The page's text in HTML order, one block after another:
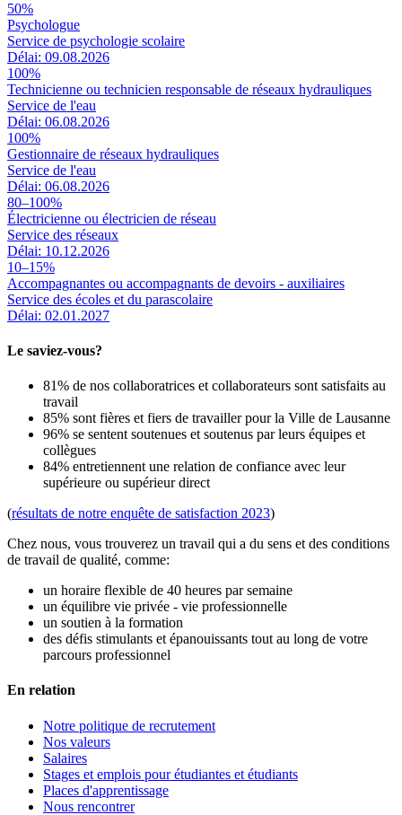
50%
Psychologue
Service de psychologie scolaire
Délai: 09.08.2026
100%
Technicienne ou technicien responsable de réseaux hydrauliques
Service de l'eau
Délai: 06.08.2026
100%
Gestionnaire de réseaux hydrauliques
Service de l'eau
Délai: 06.08.2026
80–100%
Électricienne ou électricien de réseau
Service des réseaux
Délai: 10.12.2026
10–15%
Accompagnantes ou accompagnants de devoirs - auxiliaires
Service des écoles et du parascolaire
Délai: 02.01.2027
Le saviez-vous?
81% de nos collaboratrices et collaborateurs sont satisfaits au
travail
85% sont fières et fiers de travailler pour la Ville de Lausanne
96% se sentent soutenues et soutenus par leurs équipes et
collègues
84% entretiennent une relation de confiance avec leur
supérieure ou supérieur direct
(résultats de notre enquête de satisfaction 2023)
Chez nous, vous trouverez un travail qui a du sens et des conditions
de travail de qualité, comme:
un horaire flexible de 40 heures par semaine
un équilibre vie privée - vie professionnelle
un soutien à la formation
des défis stimulants et épanouissants tout au long de votre
parcours professionnel
En relation
Notre politique de recrutement
Nos valeurs
Salaires
Stages et emplois pour étudiantes et étudiants
Places d'apprentissage
Nous rencontrer